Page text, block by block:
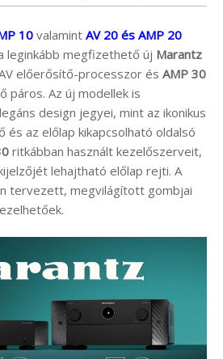
10 valamint AV 20 és AMP 20
leginkább megfizethető új Marantz
előerősítő-processzor és AMP 30
páros. Az új modellek is
design jegyei, mint az ikonikus
és az előlap kikapcsolható oldalsó
ritkábban használt kezelőszerveit,
lehajtható előlap rejti. A
tervezett, megvilágított gombjai